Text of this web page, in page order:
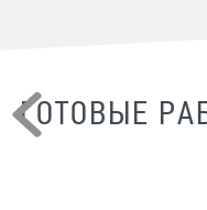
ГОТОВЫЕ